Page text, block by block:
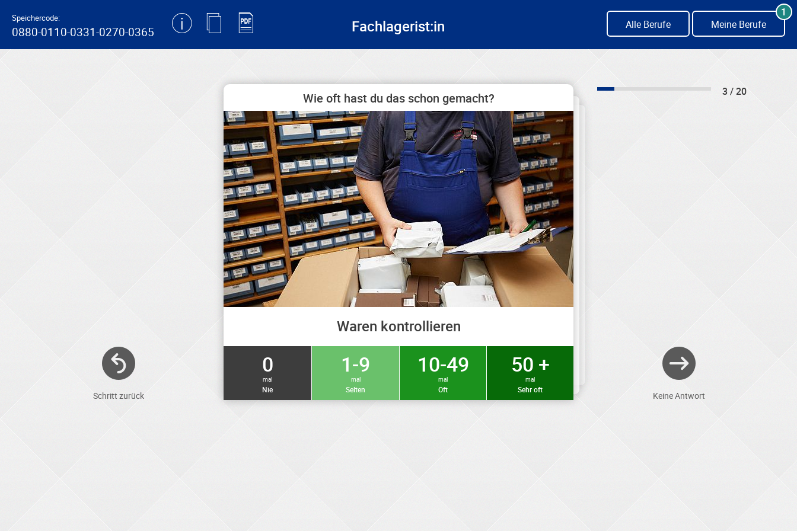
Speichercode:
0880-0110-0331-0270-0365 Fachlagerist:in Alle Berufe Meine Berufe
1
Schritt zurück
Wie oft hast du das schon gemacht?
Waren kontrollieren
0
mal
Nie
1-9
mal
Selten
10-49
mal
Oft
50 +
mal
Sehr oft
3 / 20
Keine Antwort